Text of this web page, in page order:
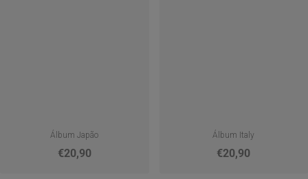
Álbum Japão
€20,90
Álbum Italy
€20,90